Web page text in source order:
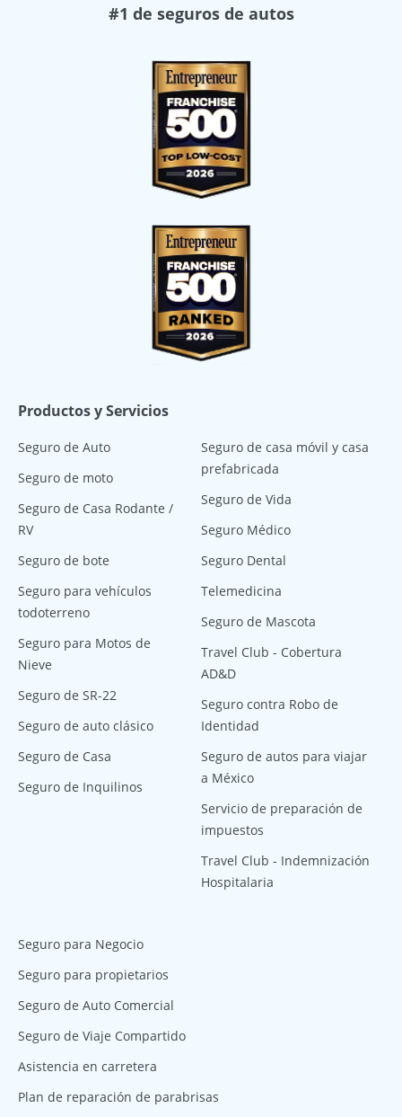
#1 de seguros de autos
Productos y Servicios
Seguro de Auto
Seguro de moto
Seguro de Casa Rodante /
RV
Seguro de bote
Seguro para vehículos
todoterreno
Seguro para Motos de
Nieve
Seguro de SR-22
Seguro de auto clásico
Seguro de Casa
Seguro de Inquilinos
Seguro de casa móvil y casa
prefabricada
Seguro de Vida
Seguro Médico
Seguro Dental
Telemedicina
Seguro de Mascota
Travel Club - Cobertura
AD&D
Seguro contra Robo de
Identidad
Seguro de autos para viajar
a México
Servicio de preparación de
impuestos
Travel Club - Indemnización
Hospitalaria
Seguro para Negocio
Seguro para propietarios
Seguro de Auto Comercial
Seguro de Viaje Compartido
Asistencia en carretera
Plan de reparación de parabrisas